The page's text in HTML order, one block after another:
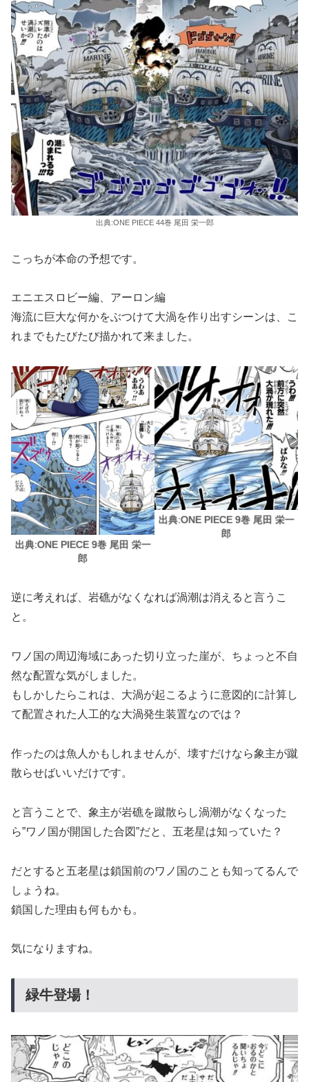
出典:ONE PIECE 44巻 尾田 栄一郎
こっちが本命の予想です。
エニエスロビー編、アーロン編
海流に巨大な何かをぶつけて大渦を作り出すシーンは、こ
れまでもたびたび描かれて来ました。
出典:ONE PIECE 9巻 尾田 栄一
郎
出典:ONE PIECE 9巻 尾田 栄一
郎
逆に考えれば、岩礁がなくなれば渦潮は消えると言うこ
と。
ワノ国の周辺海域にあった切り立った崖が、ちょっと不自
然な配置な気がしました。
もしかしたらこれは、大渦が起こるように意図的に計算し
て配置された人工的な大渦発生装置なのでは？
作ったのは魚人かもしれませんが、壊すだけなら象主が蹴
散らせばいいだけです。
と言うことで、象主が岩礁を蹴散らし渦潮がなくなった
ら”ワノ国が開国した合図”だと、五老星は知っていた？
だとすると五老星は鎖国前のワノ国のことも知ってるんで
しょうね。
鎖国した理由も何もかも。
気になりますね。
緑牛登場！